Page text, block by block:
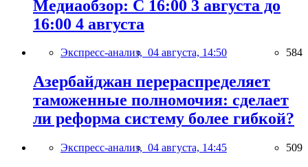
Медиаобзор: С 16:00 3 августа до
16:00 4 августа
Экспресс-анализ, 04 августа, 14:50 584
Азербайджан перераспределяет
таможенные полномочия: сделает
ли реформа систему более гибкой?
Экспресс-анализ, 04 августа, 14:45 509